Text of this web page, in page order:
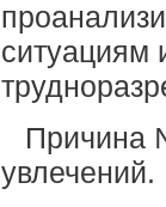
ситуациям
Причина
увлечений.